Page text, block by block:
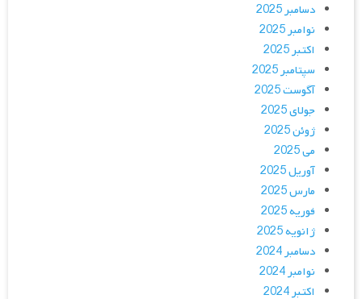
دسامبر 2025
نوامبر 2025
اکتبر 2025
سپتامبر 2025
آگوست 2025
جولای 2025
ژوئن 2025
می 2025
آوریل 2025
مارس 2025
فوریه 2025
ژانویه 2025
دسامبر 2024
نوامبر 2024
اکتبر 2024